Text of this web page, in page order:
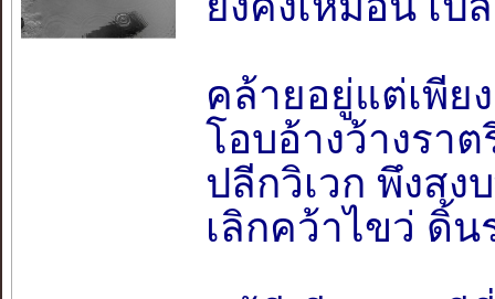
คล้ายอยู่แต่เพีย
โอบอ้างว้างรา
ปลีกวิเวก พึงสง
เลิกคว้าไขว่ ดิ้